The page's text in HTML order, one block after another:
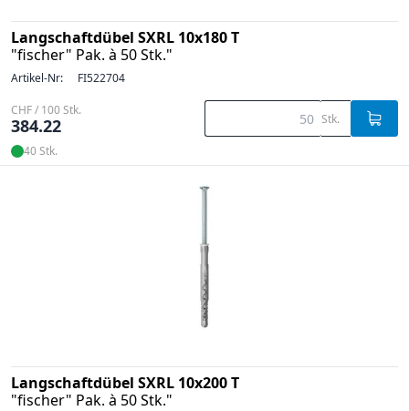
Langschaftdübel SXRL 10x180 T
"fischer" Pak. à 50 Stk."
Artikel-Nr: FI522704
CHF / 100 Stk.
384.22 Stk.
40 Stk.
Langschaftdübel SXRL 10x200 T
"fischer" Pak. à 50 Stk."